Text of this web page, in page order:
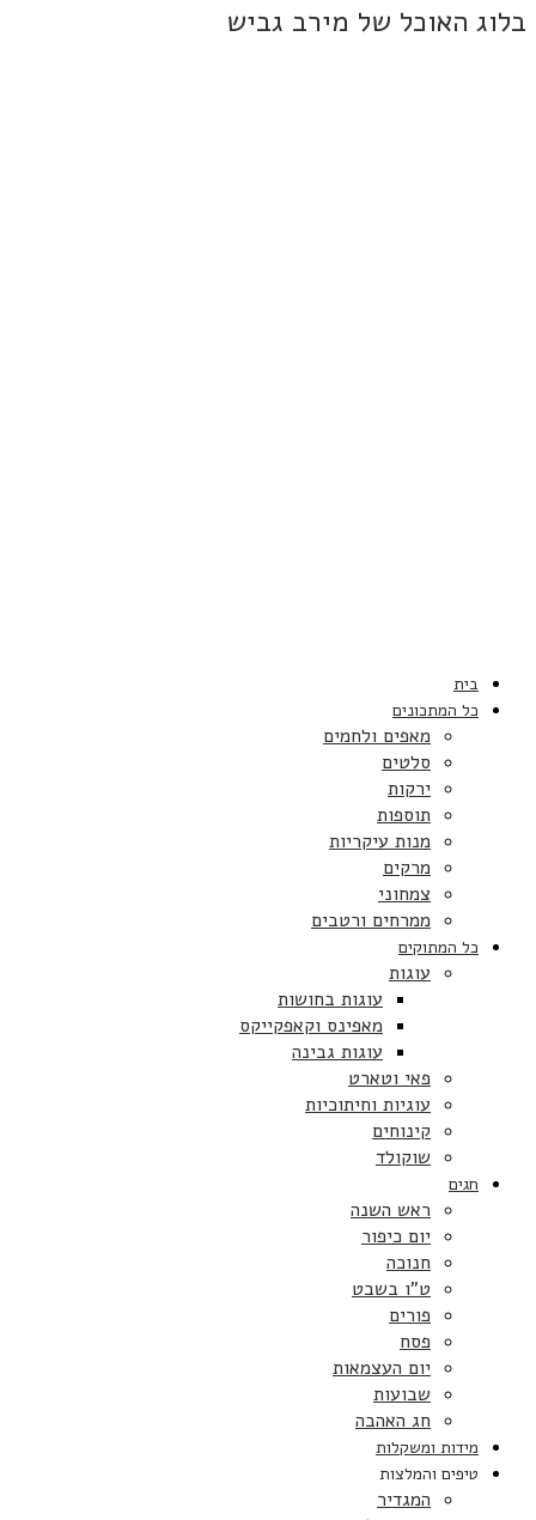
בלוג האוכל של מירב גביש
בית
כל המתכונים
מאפים ולחמים
סלטים
ירקות
תוספות
מנות עיקריות
מרקים
צמחוני
ממרחים ורטבים
כל המתוקים
עוגות
עוגות בחושות
מאפינס וקאפקייקס
עוגות גבינה
פאי וטארט
עוגיות וחיתוכיות
קינוחים
שוקולד
חגים
ראש השנה
יום כיפור
חנוכה
ט”ו בשבט
פורים
פסח
יום העצמאות
שבועות
חג האהבה
מידות ומשקלות
טיפים והמלצות
המגדיר